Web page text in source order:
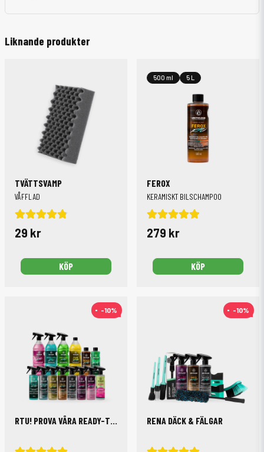
Liknande produkter
TVÄTTSVAMP
VÅFFLAD
29 kr
KÖP
FEROX
KERAMISKT BILSCHAMPOO
279 kr
KÖP
500 ml 5 L
RTU! PROVA VÅRA READY-TO-USE-PRODUKTER
-10%
-10%
RENA DÄCK & FÄLGAR
-10%
-10%